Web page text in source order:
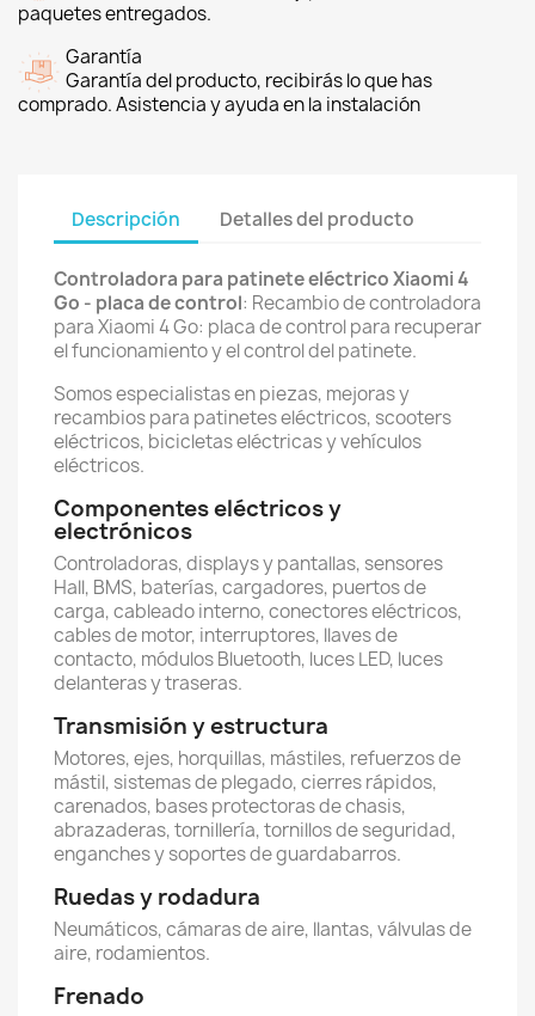
paquetes entregados.
Garantía
Garantía del producto, recibirás lo que has
comprado. Asistencia y ayuda en la instalación
Descripción Detalles del producto
Controladora para patinete eléctrico Xiaomi 4
Go - placa de control: Recambio de controladora
para Xiaomi 4 Go: placa de control para recuperar
el funcionamiento y el control del patinete.
Somos especialistas en piezas, mejoras y
recambios para patinetes eléctricos, scooters
eléctricos, bicicletas eléctricas y vehículos
eléctricos.
Componentes eléctricos y
electrónicos
Controladoras, displays y pantallas, sensores
Hall, BMS, baterías, cargadores, puertos de
carga, cableado interno, conectores eléctricos,
cables de motor, interruptores, llaves de
contacto, módulos Bluetooth, luces LED, luces
delanteras y traseras.
Transmisión y estructura
Motores, ejes, horquillas, mástiles, refuerzos de
mástil, sistemas de plegado, cierres rápidos,
carenados, bases protectoras de chasis,
abrazaderas, tornillería, tornillos de seguridad,
enganches y soportes de guardabarros.
Ruedas y rodadura
Neumáticos, cámaras de aire, llantas, válvulas de
aire, rodamientos.
Frenado